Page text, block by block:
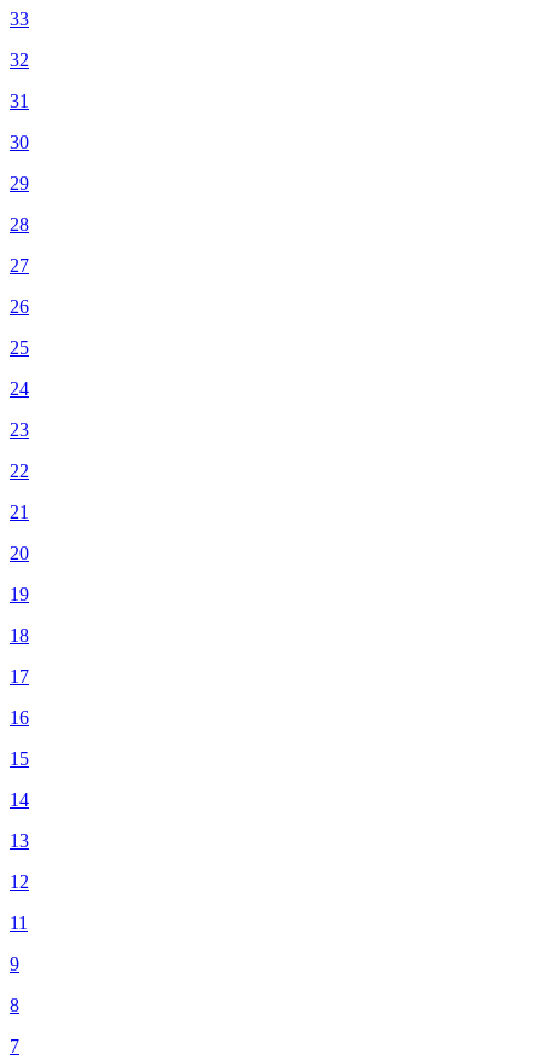
33
32
31
30
29
28
27
26
25
24
23
22
21
20
19
18
17
16
15
14
13
12
11
9
8
7